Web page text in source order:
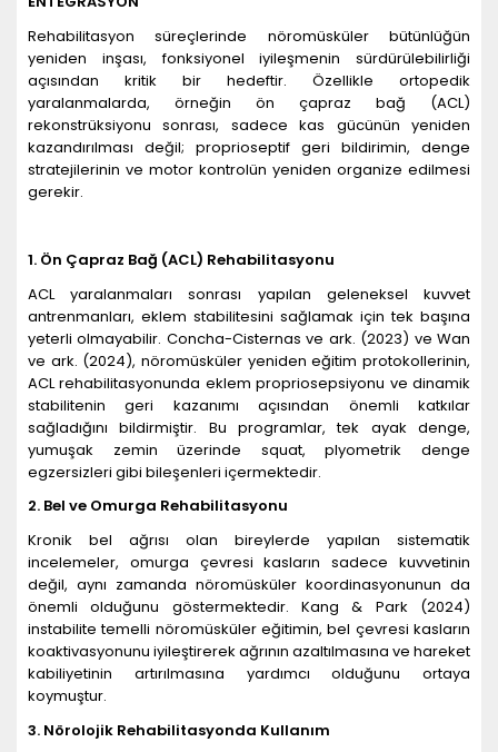
Rehabilitasyon süreçlerinde nöromüsküler bütünlüğün
yeniden inşası, fonksiyonel iyileşmenin sürdürülebilirliği
açısından kritik bir hedeftir. Özellikle ortopedik
yaralanmalarda, örneğin ön çapraz bağ (ACL)
rekonstrüksiyonu sonrası, sadece kas gücünün yeniden
kazandırılması değil; proprioseptif geri bildirimin, denge
stratejilerinin ve motor kontrolün yeniden organize edilmesi
gerekir.
1. Ön Çapraz Bağ (ACL) Rehabilitasyonu
ACL yaralanmaları sonrası yapılan geleneksel kuvvet
antrenmanları, eklem stabilitesini sağlamak için tek başına
yeterli olmayabilir. Concha-Cisternas ve ark. (2023) ve Wan
ve ark. (2024), nöromüsküler yeniden eğitim protokollerinin,
ACL rehabilitasyonunda eklem propriosepsiyonu ve dinamik
stabilitenin geri kazanımı açısından önemli katkılar
sağladığını bildirmiştir. Bu programlar, tek ayak denge,
yumuşak zemin üzerinde squat, plyometrik denge
egzersizleri gibi bileşenleri içermektedir.
2. Bel ve Omurga Rehabilitasyonu
Kronik bel ağrısı olan bireylerde yapılan sistematik
incelemeler, omurga çevresi kasların sadece kuvvetinin
değil, aynı zamanda nöromüsküler koordinasyonunun da
önemli olduğunu göstermektedir. Kang & Park (2024)
instabilite temelli nöromüsküler eğitimin, bel çevresi kasların
koaktivasyonunu iyileştirerek ağrının azaltılmasına ve hareket
kabiliyetinin artırılmasına yardımcı olduğunu ortaya
koymuştur.
3. Nörolojik Rehabilitasyonda Kullanım